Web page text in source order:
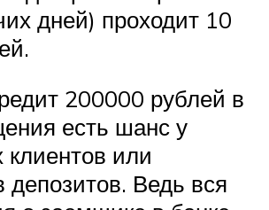
дней) проходит 10
200000 рублей в
есть шанс у
клиентов или
депозитов. Ведь вся